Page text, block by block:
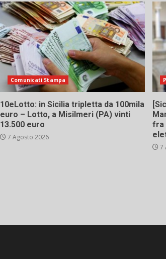
Comunicati Stampa
10eLotto: in Sicilia tripletta da 100mila
euro – Lotto, a Misilmeri (PA) vinti
13.500 euro
7 Agosto 2026
fra
7